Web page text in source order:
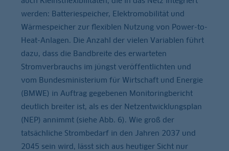
werden: Batteriespeicher, Elektromobilität und
Wärmespeicher zur flexiblen Nutzung von Power-to-
Heat-Anlagen. Die Anzahl der vielen Variablen führt
dazu, dass die Bandbreite des erwarteten
Stromverbrauchs im jüngst veröffentlichten und
vom Bundesministerium für Wirtschaft und Energie
(BMWE) in Auftrag gegebenen Monitoringbericht
deutlich breiter ist, als es der Netzentwicklungsplan
(NEP) annimmt (siehe Abb. 6). Wie groß der
tatsächliche Strombedarf in den Jahren 2037 und
2045 sein wird, lässt sich aus heutiger Sicht nur